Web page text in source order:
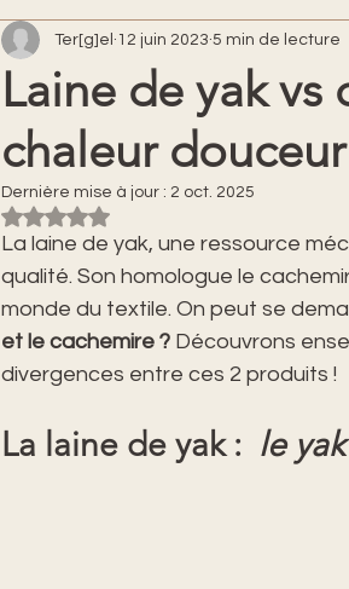
Laine de yak vs
chaleur
Ter[g]el 12 juin 2023 5 min de lecture
Dernière mise à jour : 2 oct. 2025
Noté NaN étoiles sur 5.
La laine de yak, une ressource
qualité. Son homologue le
monde du textile. On peut se
et le cachemire ? Découvrons
divergences entre ces 2 produits !
La laine de yak : le